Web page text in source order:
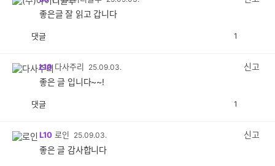
좋은글 잘 읽고 갑니다
댓글 1
L10 다사주리 25.09.03.
신고
좋은 글 입니다~~!
댓글 1
L10 로인 25.09.03.
신고
좋은 글 감사합니다